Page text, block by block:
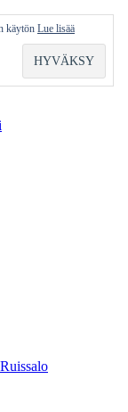
käytön Lue lisää